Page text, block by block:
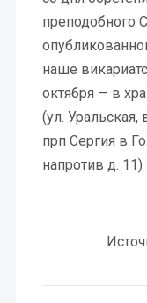
преподобного
наше
октября — в
(ул. Уральская,
прп Сергия в
напротив д. 11)